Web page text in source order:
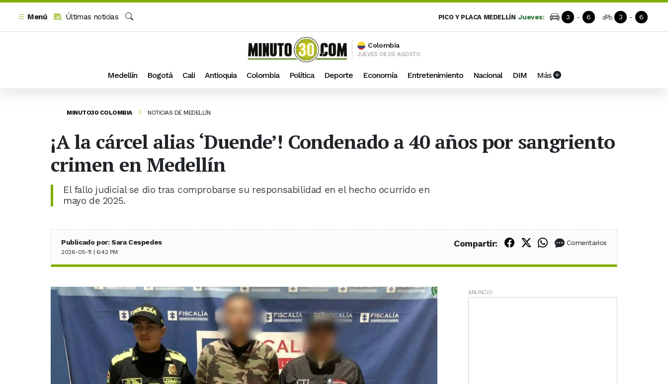
Menú
Últimas noticias
PICO Y PLACA MEDELLÍN Jueves: 3 - 6 3 - 6
Colombia
JUEVES 06 DE AGOSTO
Medellín Bogotá Cali Antioquia Colombia Política Deporte Economía Entretenimiento Nacional DIM Más
MINUTO30 COLOMBIA NOTICIAS DE MEDELLÍN
¡A la cárcel alias ‘Duende’! Condenado a 40 años por sangriento
crimen en Medellín
El fallo judicial se dio tras comprobarse su responsabilidad en el hecho ocurrido en
mayo de 2025.
Publicado por: Sara Cespedes
2026-05-11 | 6:42 PM
Compartir: Compartir en Facebook
Compartir en X (Twitter)
Compartir en WhatsApp
Comentarios
ANUNCIO